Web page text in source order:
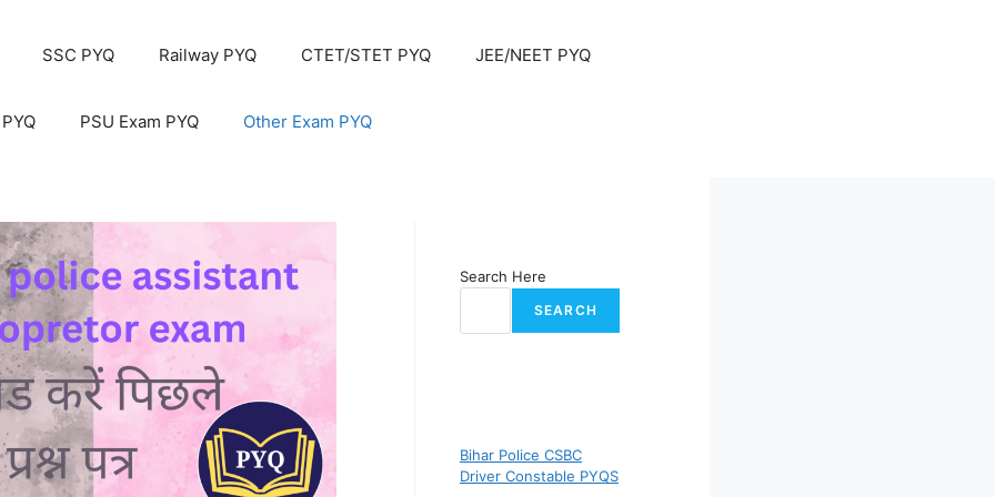
SSC PYQ Railway PYQ CTET/STET PYQ JEE/NEET PYQ
PSU Exam PYQ Other Exam PYQ
Search Here
SEARCH
Bihar Police CSBC
Driver Constable PYQS